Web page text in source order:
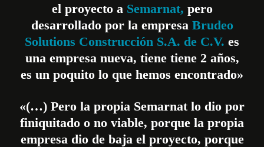
el proyecto a Semarnat, pero
desarrollado por la empresa Brudeo
Solutions Construcción S.A. de C.V. es
una empresa nueva, tiene tiene 2 años,
es un poquito lo que hemos encontrado»
«(…) Pero la propia Semarnat lo dio por
finiquitado o no viable, porque la propia
empresa dio de baja el proyecto, porque